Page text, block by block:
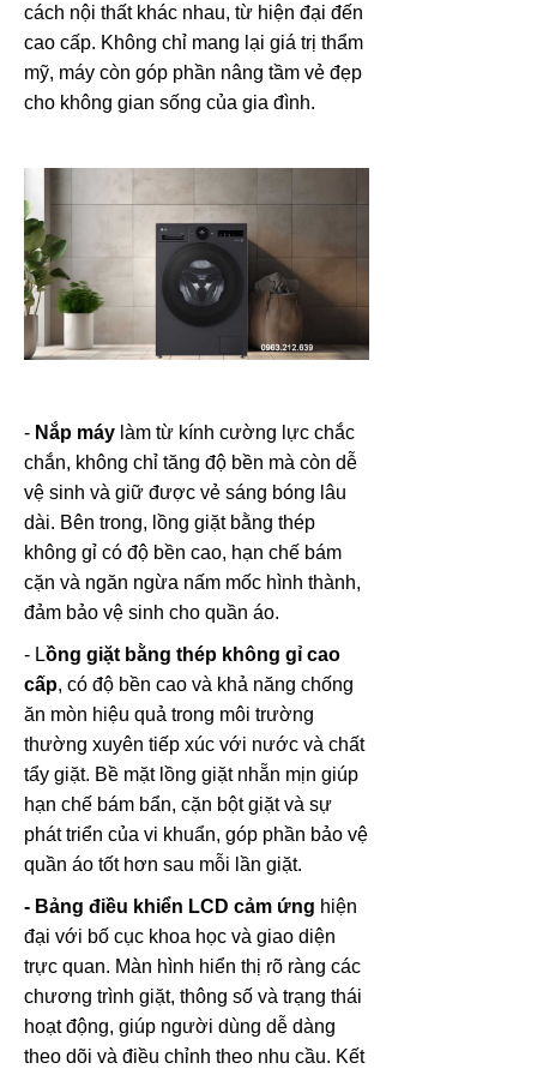
cách nội thất khác nhau, từ hiện đại đến
cao cấp. Không chỉ mang lại giá trị thẩm
mỹ, máy còn góp phần nâng tầm vẻ đẹp
cho không gian sống của gia đình.
- Nắp máy làm từ kính cường lực chắc
chắn, không chỉ tăng độ bền mà còn dễ
vệ sinh và giữ được vẻ sáng bóng lâu
dài. Bên trong, lồng giặt bằng thép
không gỉ có độ bền cao, hạn chế bám
cặn và ngăn ngừa nấm mốc hình thành,
đảm bảo vệ sinh cho quần áo.
- Lồng giặt bằng thép không gỉ cao
cấp, có độ bền cao và khả năng chống
ăn mòn hiệu quả trong môi trường
thường xuyên tiếp xúc với nước và chất
tẩy giặt. Bề mặt lồng giặt nhẵn mịn giúp
hạn chế bám bẩn, cặn bột giặt và sự
phát triển của vi khuẩn, góp phần bảo vệ
quần áo tốt hơn sau mỗi lần giặt.
- Bảng điều khiển LCD cảm ứng hiện
đại với bố cục khoa học và giao diện
trực quan. Màn hình hiển thị rõ ràng các
chương trình giặt, thông số và trạng thái
hoạt động, giúp người dùng dễ dàng
theo dõi và điều chỉnh theo nhu cầu. Kết